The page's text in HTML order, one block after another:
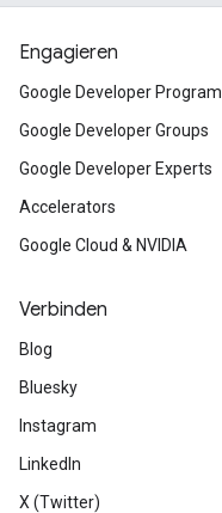
Engagieren
Google Developer Program
Google Developer Groups
Google Developer Experts
Accelerators
Google Cloud & NVIDIA
Verbinden
Blog
Bluesky
Instagram
LinkedIn
X (Twitter)